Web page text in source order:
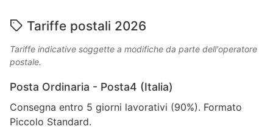
Tariffe postali 2026
Tariffe indicative soggette a modifiche da parte dell'operatore
postale.
Posta Ordinaria - Posta4 (Italia)
Consegna entro 5 giorni lavorativi (90%). Formato
Piccolo Standard.